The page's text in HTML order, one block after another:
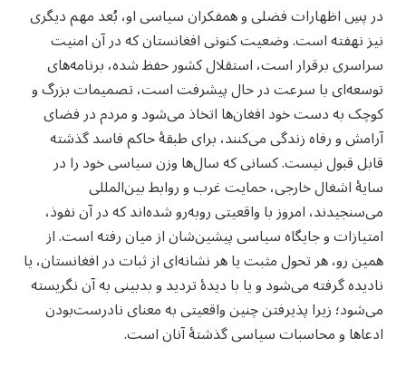
در پسِ اظهارات فضلی و همفکران سیاسی او، بُعد مهم دیگری
نیز نهفته است. وضعیت کنونی افغانستان که در آن امنیت
سراسری برقرار است، استقلال کشور حفظ شده، برنامه‌های
توسعه‌ای با سرعت در حال پیشرفت است، تصمیمات بزرگ و
کوچک به دست خود افغان‌ها اتخاذ می‌شود و مردم در فضای
آرامش و رفاه زندگی می‌کنند، برای طبقهٔ حاکم فاسد گذشته
قابل قبول نیست. کسانی که سال‌ها وزن سیاسی خود را در
سایهٔ اشغال خارجی، حمایت غرب و روابط بین‌المللی
می‌سنجیدند، امروز با واقعیتی روبه‌رو شده‌اند که در آن نفوذ،
امتیازات و جایگاه سیاسی پیشین‌شان از میان رفته است. از
همین رو، هر تحول مثبت یا هر نشانه‌ای از ثبات در افغانستان، یا
نادیده گرفته می‌شود و یا با دیدهٔ تردید و بدبینی به آن نگریسته
می‌شود؛ زیرا پذیرفتن چنین واقعیتی به معنای نادرست‌بودن
ادعاها و محاسبات سیاسی گذشتهٔ آنان است.